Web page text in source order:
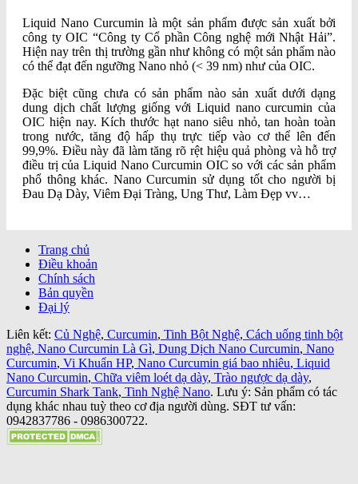
Liquid Nano Curcumin là một sản phẩm được sản xuất bởi
công ty OIC “Công ty Cổ phần Công nghệ mới Nhật Hải”.
Hiện nay trên thị trường gần như không có một sản phẩm nào
có thể đạt đến ngưỡng Nano nhỏ (< 39 nm) như của OIC.
Đặc biệt cũng chưa có sản phẩm nào sản xuất dưới dạng
dung dịch chất lượng giống với Liquid nano curcumin của
OIC hiện nay. Kích thước hạt nano siêu nhỏ, tan hoàn toàn
trong nước, tăng độ hấp thụ trực tiếp vào cơ thể lên đến
99,9%. Điều này đã làm tăng rõ rệt hiệu quả phòng và hỗ trợ
điều trị của Liquid Nano Curcumin OIC so với các sản phẩm
phổ thông khác. Nano Curcumin sử dụng tốt cho người bị
Đau Dạ Dày, Viêm Đại Tràng, Ung Thư, Làm Đẹp vv…
Trang chủ
Điều khoản
Chính sách
Bản quyền
Đại lý
Liên kết: Củ Nghệ, Curcumin, Tinh Bột Nghệ, Cách uống tinh bột
nghệ, Nano Curcumin Là Gì, Dung Dịch Nano Curcumin, Nano
Curcumin, Vi Khuẩn HP, Nano Curcumin giá bao nhiêu, Liquid
Nano Curcumin, Chữa viêm loét dạ dày, Trào ngược dạ dày,
Curcumin Shark Tank, Tinh Nghệ Nano. Lưu ý: Sản phẩm có tác
dụng khác nhau tuỳ theo cơ địa người dùng. SĐT tư vấn:
0942837786 - 0986300722.